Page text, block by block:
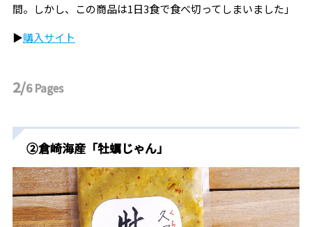
間。しかし、この商品は1日3食で食べ切ってしまいました 」
▶︎購入サイト
2/6Pages
②倉崎海産「牡蠣じゃん」